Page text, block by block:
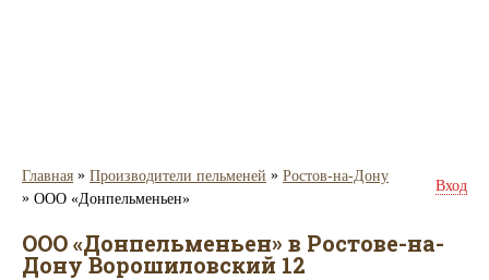
Главная » Производители пельменей » Ростов-на-Дону
» ООО «Донпельменьен»
Вход
ООО «Донпельменьен» в Ростове-на-
Дону Ворошиловский 12